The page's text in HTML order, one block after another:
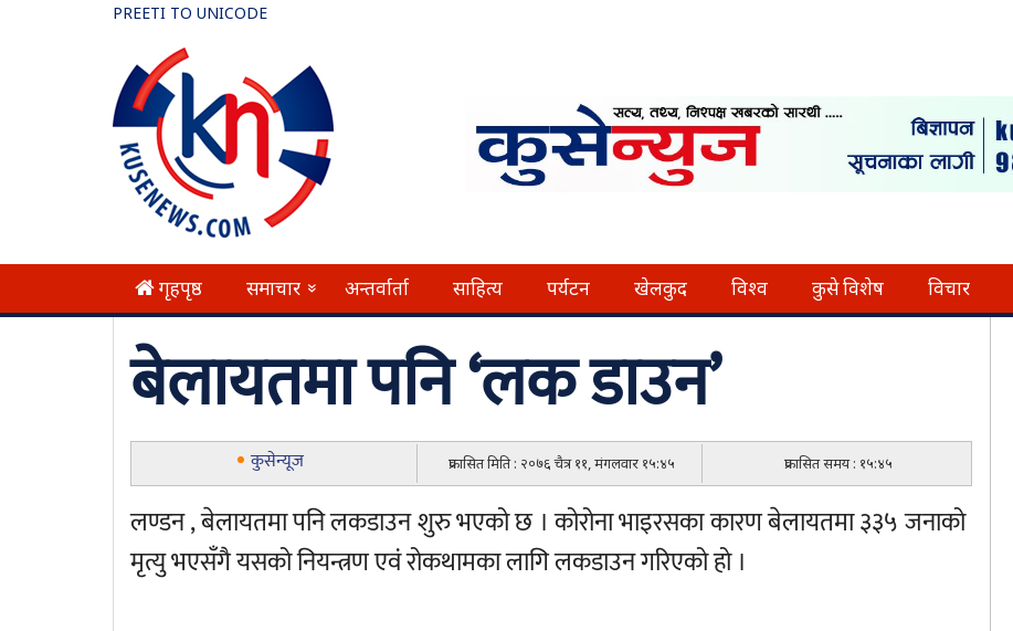
PREETI TO UNICODE
गृहपृष्ठ समाचार » अन्तर्वार्ता साहित्य पर्यटन खेलकुद विश्व कुसे विशेष विचार
बेलायतमा पनि ‘लक डाउन’
कुसेन्यूज प्रकासित मिति : २०७६ चैत्र ११, मंगलवार १५:४५ प्रकासित समय : १५:४५
लण्डन , बेलायतमा पनि लकडाउन शुरु भएको छ । कोरोना भाइरसका कारण बेलायतमा ३३५ जनाको
मृत्यु भएसँगै यसको नियन्त्रण एवं रोकथामका लागि लकडाउन गरिएको हो ।